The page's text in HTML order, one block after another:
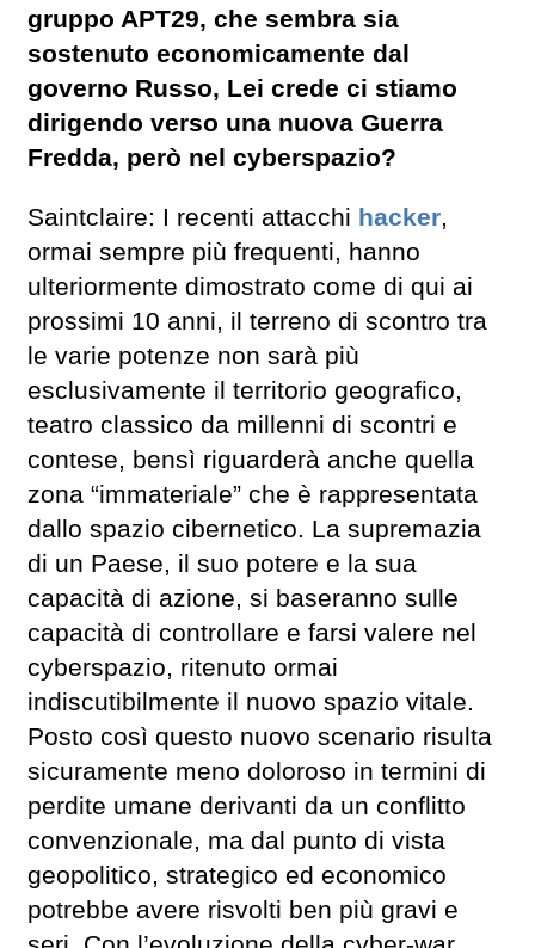
gruppo APT29, che sembra sia
sostenuto economicamente dal
governo Russo, Lei crede ci stiamo
dirigendo verso una nuova Guerra
Fredda, però nel cyberspazio?
Saintclaire: I recenti attacchi hacker,
ormai sempre più frequenti, hanno
ulteriormente dimostrato come di qui ai
prossimi 10 anni, il terreno di scontro tra
le varie potenze non sarà più
esclusivamente il territorio geografico,
teatro classico da millenni di scontri e
contese, bensì riguarderà anche quella
zona “immateriale” che è rappresentata
dallo spazio cibernetico. La supremazia
di un Paese, il suo potere e la sua
capacità di azione, si baseranno sulle
capacità di controllare e farsi valere nel
cyberspazio, ritenuto ormai
indiscutibilmente il nuovo spazio vitale.
Posto così questo nuovo scenario risulta
sicuramente meno doloroso in termini di
perdite umane derivanti da un conflitto
convenzionale, ma dal punto di vista
geopolitico, strategico ed economico
potrebbe avere risvolti ben più gravi e